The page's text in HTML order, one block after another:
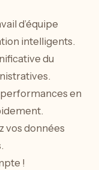
d’équipe
intelligents.
du
performances en
vos données
!